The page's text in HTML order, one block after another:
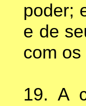
poder;
e de
com
19. A